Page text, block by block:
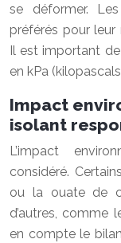
se déformer.
préférés pour leur
Il est important
en kPa
Impact
isolant
L’impact
considéré.
ou la ouate de
d’autres, comme
en compte le